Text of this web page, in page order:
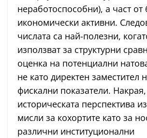
неработоспособни), а част от
икономически активни.
числата са най-полезни,
използват за структурни
оценка на потенциални
не като директен заместител
фискални показатели. Накрая,
историческата перспектива
мисли за кохортите като за
различни институционални